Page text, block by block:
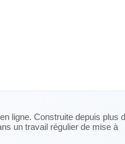
ligne. Construite depuis plus
un travail régulier de mise à